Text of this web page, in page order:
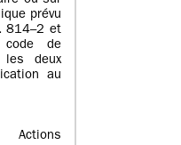
prévu
814–2 et
de
les deux
au